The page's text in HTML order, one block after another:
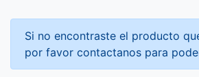
Si no encontraste el producto
por favor contactanos para